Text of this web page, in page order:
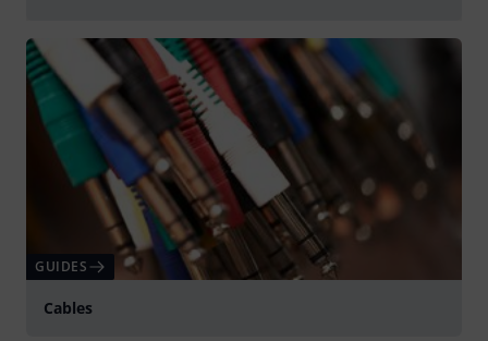
GUIDES
Cables